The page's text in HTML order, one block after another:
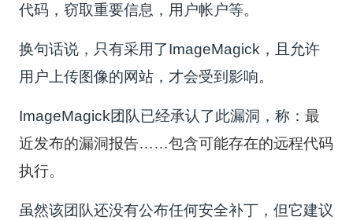
代码，窃取重要信息，用户帐户等。
换句话说，只有采用了ImageMagick，且允许
用户上传图像的网站，才会受到影响。
ImageMagick团队已经承认了此漏洞，称：最
近发布的漏洞报告……包含可能存在的远程代码
执行。
虽然该团队还没有公布任何安全补丁，但它建议